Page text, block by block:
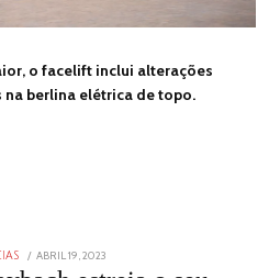
o facelift inclui alterações
na berlina elétrica de topo.
POSTED
ABRIL 19, 2023